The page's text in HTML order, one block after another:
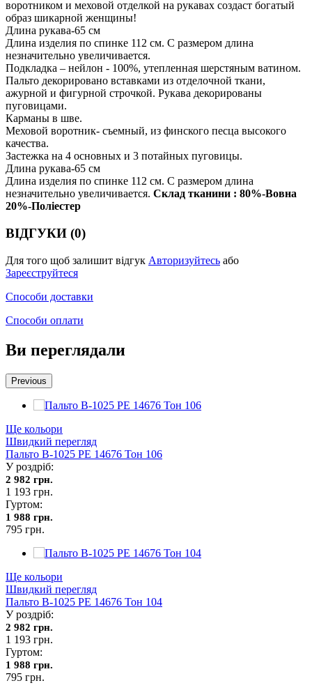
воротником и меховой отделкой на рукавах создаст богатый
образ шикарной женщины!
Длина рукава-65 см
Длина изделия по спинке 112 см. С размером длина
незначительно увеличивается.
Подкладка – нейлон - 100%, утепленная шерстяным ватином.
Пальто декорировано вставками из отделочной ткани,
ажурной и фигурной строчкой. Рукава декорированы
пуговицами.
Карманы в шве.
Меховой воротник- съемный, из финского песца высокого
качества.
Застежка на 4 основных и 3 потайных пуговицы.
Длина рукава-65 см
Длина изделия по спинке 112 см. С размером длина
незначительно увеличивается. Склад тканини : 80%-Вовна
20%-Поліестер
ВІДГУКИ (0)
Для того щоб залишит відгук Авторизуйтесь або
Зареєструйтеся
Способи доставки
Способи оплати
Ви переглядали
Previous
Ще кольори
Швидкий перегляд
Пальто В-1025 PE 14676 Тон 106
У роздріб:
2 982 грн.
1 193 грн.
Гуртом:
1 988 грн.
795 грн.
Ще кольори
Швидкий перегляд
Пальто В-1025 PE 14676 Тон 104
У роздріб:
2 982 грн.
1 193 грн.
Гуртом:
1 988 грн.
795 грн.